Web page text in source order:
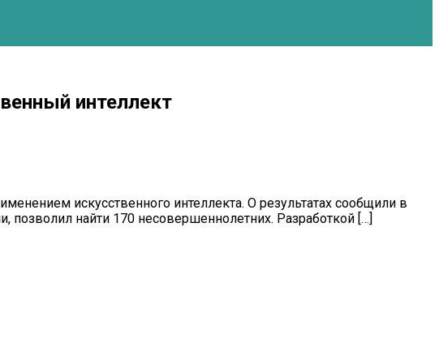
интеллект
искусственного интеллекта. О результатах сообщили в
найти 170 несовершеннолетних. Разработкой […]